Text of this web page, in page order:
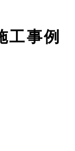
工事例